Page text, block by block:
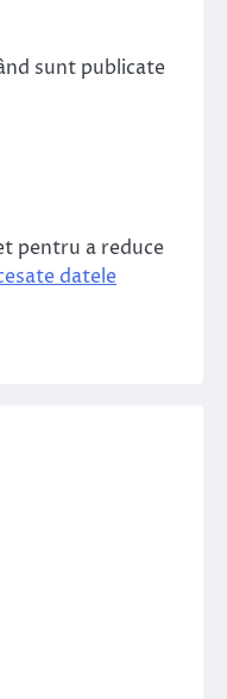
sunt publicate
pentru a reduce
datele